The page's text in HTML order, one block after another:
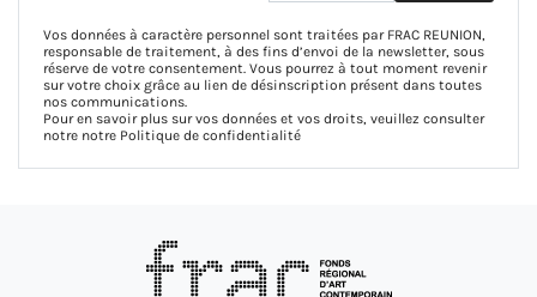
Vos données à caractère personnel sont traitées par FRAC REUNION,
responsable de traitement, à des fins d’envoi de la newsletter, sous
réserve de votre consentement. Vous pourrez à tout moment revenir
sur votre choix grâce au lien de désinscription présent dans toutes
nos communications.
Pour en savoir plus sur vos données et vos droits, veuillez consulter
notre notre Politique de confidentialité